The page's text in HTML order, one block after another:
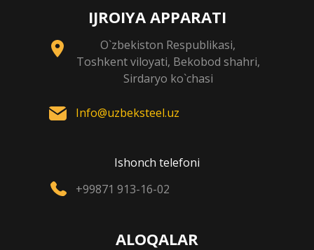
IJROIYA APPARATI
O`zbekiston Respublikasi,
Toshkent viloyati, Bekobod shahri,
Sirdaryo ko`chasi
Info@uzbeksteel.uz
Ishonch telefoni
+99871 913-16-02
ALOQALAR